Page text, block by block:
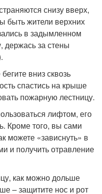
снизу вверх,
быть жители верхних
в задымленном
держась за стены
вниз сквозь
спастись на крыше
пожарную лестницу.
лифтом, его
Кроме того, вы сами
можете «зависнуть» в
и получить отравление
как можно дольше
– защитите нос и рот